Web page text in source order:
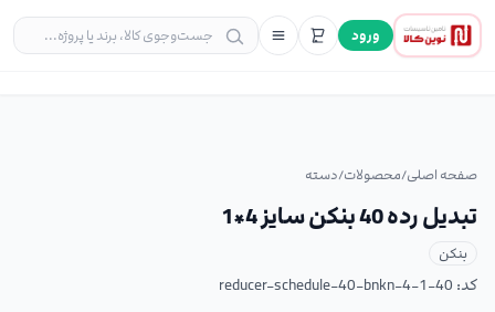
ورود
صفحه اصلی/محصولات/دسته
تبدیل رده 40 بنکن سایز 4*1
بنکن
کد: reducer-schedule-40-bnkn-4-1-40